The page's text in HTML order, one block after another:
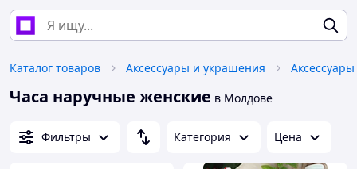
Каталог товаров Аксессуары и украшения Аксессуары
Часа наручные женские в Молдове
Фильтры Категория Цена